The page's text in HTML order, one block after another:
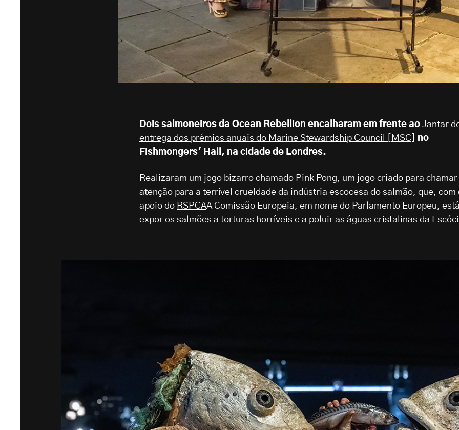
Dois salmoneiros da Ocean Rebellion encalharam em frente ao Jantar
entrega dos prémios anuais do Marine Stewardship Council [MSC]
no
Fishmongers' Hall, na cidade de Londres.
Realizaram um jogo bizarro chamado Pink Pong, um jogo criado para chamar
atenção para a terrível crueldade da indústria escocesa do salmão, que, com
apoio do RSPCAA Comissão Europeia, em nome do Parlamento Europeu,
expor os salmões a torturas horríveis e a poluir as águas cristalinas da